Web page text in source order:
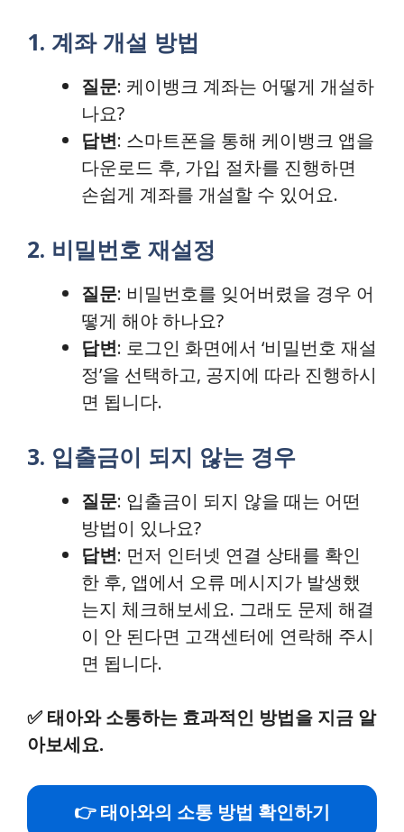
1. 계좌 개설 방법
질문: 케이뱅크 계좌는 어떻게 개설하
나요?
답변: 스마트폰을 통해 케이뱅크 앱을
다운로드 후, 가입 절차를 진행하면
손쉽게 계좌를 개설할 수 있어요.
2. 비밀번호 재설정
질문: 비밀번호를 잊어버렸을 경우 어
떻게 해야 하나요?
답변: 로그인 화면에서 ‘비밀번호 재설
정’을 선택하고, 공지에 따라 진행하시
면 됩니다.
3. 입출금이 되지 않는 경우
질문: 입출금이 되지 않을 때는 어떤
방법이 있나요?
답변: 먼저 인터넷 연결 상태를 확인
한 후, 앱에서 오류 메시지가 발생했
는지 체크해보세요. 그래도 문제 해결
이 안 된다면 고객센터에 연락해 주시
면 됩니다.
✅ 태아와 소통하는 효과적인 방법을 지금 알
아보세요.
👉 태아와의 소통 방법 확인하기